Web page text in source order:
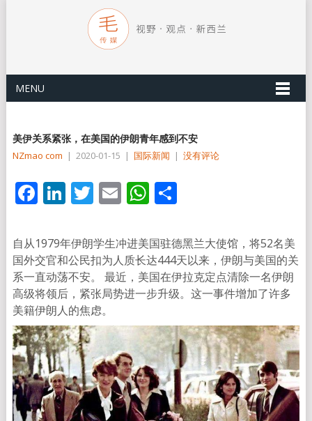
MENU
美伊关系紧张，在美国的伊朗青年感到不安
NZmao com | 2020-01-15 | 国际新闻 | 没有评论
Facebook
LinkedIn
Twitter
EmailWhatsApp
分
自从1979年伊朗学生冲进美国驻德黑兰大使馆，将52名美
国外交官和公民扣为人质长达444天以来，伊朗与美国的关
系一直动荡不安。 最近，美国在伊拉克定点清除一名伊朗
高级将领后，紧张局势进一步升级。这一事件增加了许多
美籍伊朗人的焦虑。